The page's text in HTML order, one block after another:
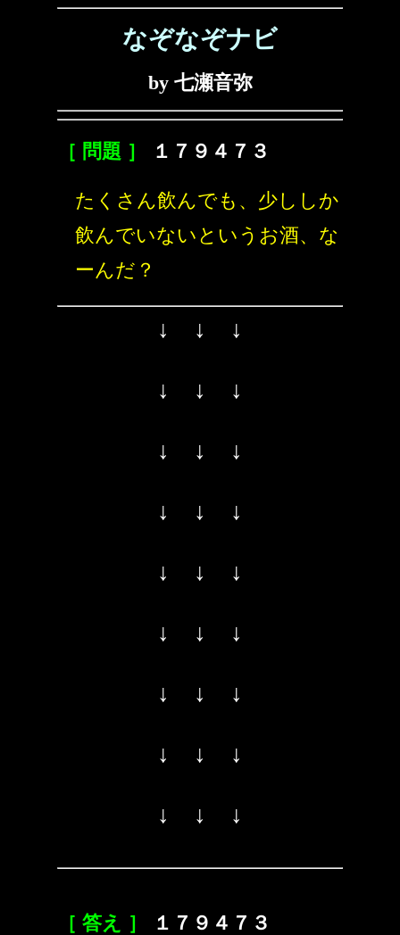
なぞなぞナビ
by 七瀬音弥
［ 問題 ］ １７９４７３
たくさん飲んでも、少ししか
飲んでいないというお酒、な
ーんだ？
↓ ↓ ↓
↓ ↓ ↓
↓ ↓ ↓
↓ ↓ ↓
↓ ↓ ↓
↓ ↓ ↓
↓ ↓ ↓
↓ ↓ ↓
↓ ↓ ↓
［ 答え ］ １７９４７３